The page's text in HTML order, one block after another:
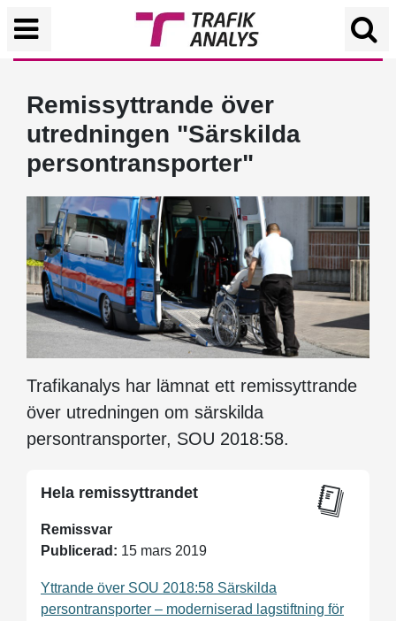
Remissyttrande över
utredningen "Särskilda
persontransporter"
Trafikanalys har lämnat ett remissyttrande
över utredningen om särskilda
persontransporter, SOU 2018:58.
Hela remissyttrandet
Remissvar
Publicerad: 15 mars 2019
Yttrande över SOU 2018:58 Särskilda
persontransporter – moderniserad lagstiftning för